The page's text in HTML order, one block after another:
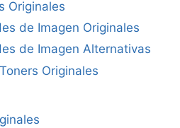
Originales
de Imagen Originales
de Imagen Alternativas
Originales